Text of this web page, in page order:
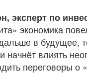
эксперт по
экономика
в будущее,
начнёт влиять
переговоры о